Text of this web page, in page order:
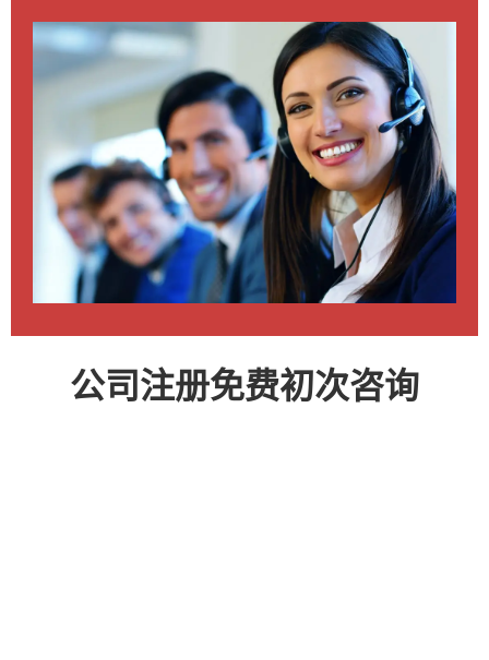
公司注册免费初次咨询